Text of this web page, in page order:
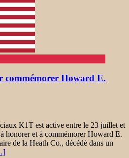
commémorer Howard E.
K1T est active entre le 23 juillet et
honorer et à commémorer Howard E.
de la Heath Co., décédé dans un